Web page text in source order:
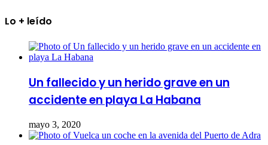
Lo + leído
Un fallecido y un herido grave en un
accidente en playa La Habana
mayo 3, 2020